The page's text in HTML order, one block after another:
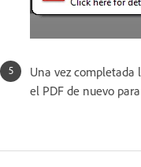
Una vez
el PDF de nuevo